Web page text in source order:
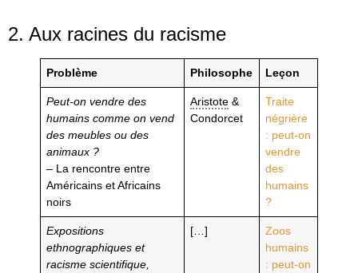
2. Aux racines du racisme
Problème Philosophe Leçon
Peut-on vendre des
humains comme on vend
des meubles ou des
animaux ?
– La rencontre entre
Américains et Africains
noirs
Aristote &
Condorcet
Traite
négrière
: peut-on
vendre
des
humains
?
Expositions
ethnographiques et
racisme scientifique,
[…]
Zoos
humains
: peut-on